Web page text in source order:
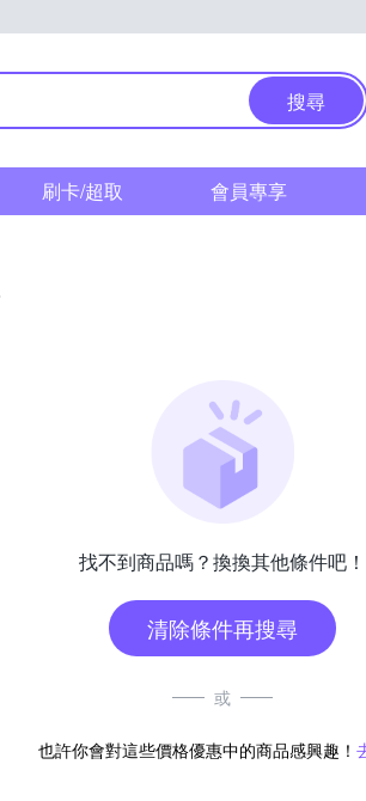
搜尋
刷卡/超取 會員專享
找不到商品嗎？換換其他條件吧！
清除條件再搜尋
或
也許你會對這些價格優惠中的商品感興趣！